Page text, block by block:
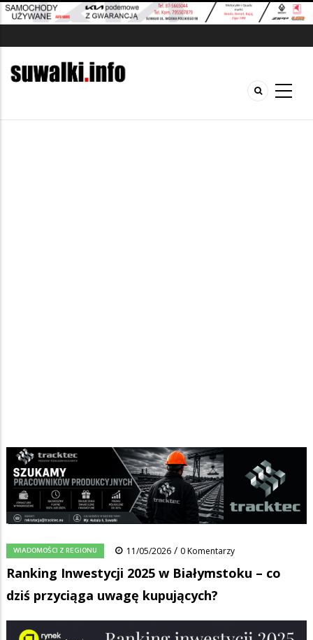
Ścieżka
nawigacyjna
Strona główna Wiadomości/Wiadomości z regionu
Ranking Inwestycji 2025 w Białymstoku – co dziś przyciąga uwagę
kupujących?
FacebookPinterest Tumblr
WIADOMOŚCI Z REGIONU 11/05/2026 / 0 Komentarzy
Ranking Inwestycji 2025 w Białymstoku – co
dziś przyciąga uwagę kupujących?